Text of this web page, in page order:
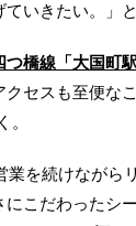
いきたい。」と
橋線「大国町
セスも至便な
。
を続けながら
こだわったシ